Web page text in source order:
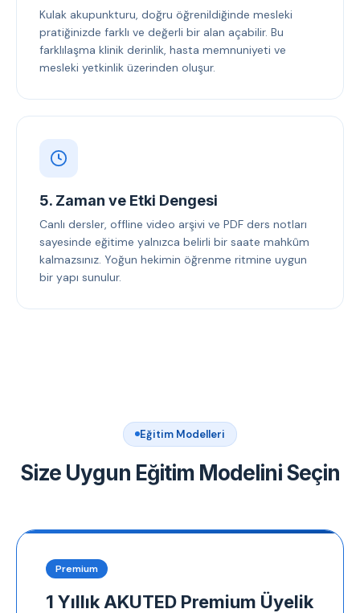
Kulak akupunkturu, doğru öğrenildiğinde mesleki
pratiğinizde farklı ve değerli bir alan açabilir. Bu
farklılaşma klinik derinlik, hasta memnuniyeti ve
mesleki yetkinlik üzerinden oluşur.
5. Zaman ve Etki Dengesi
Canlı dersler, offline video arşivi ve PDF ders notları
sayesinde eğitime yalnızca belirli bir saate mahkûm
kalmazsınız. Yoğun hekimin öğrenme ritmine uygun
bir yapı sunulur.
Eğitim Modelleri
Size Uygun Eğitim Modelini Seçin
Premium
1 Yıllık AKUTED Premium Üyelik